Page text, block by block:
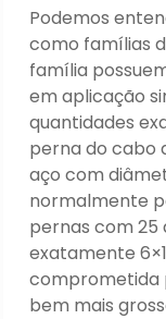
Podemos
como famílias
família
em aplicação
quantidades
perna do cabo
aço com
normalmente
pernas com 25
exatamente
comprometida
bem mais